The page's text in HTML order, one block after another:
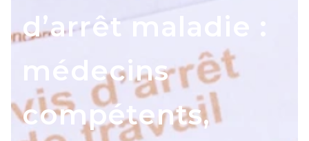
d’arrêt maladie :
médecins
compétents,